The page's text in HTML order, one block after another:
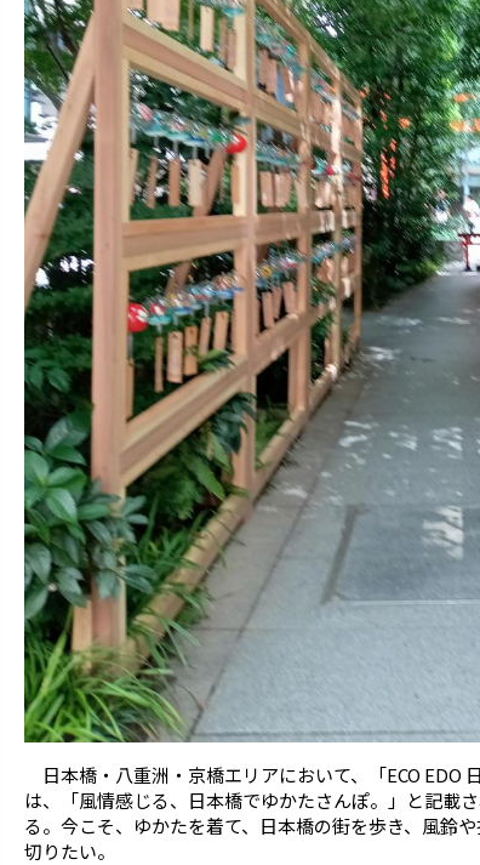
日本橋・八重洲・京橋エリアにおいて、「ECO EDO
は、「風情感じる、日本橋でゆかたさんぽ。」と記載
る。今こそ、ゆかたを着て、日本橋の街を歩き、風鈴
切りたい。